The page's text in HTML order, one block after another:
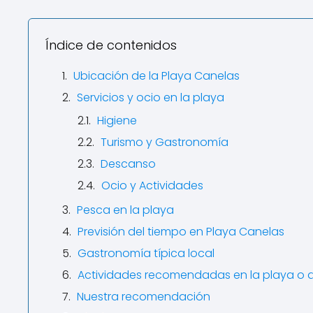
Índice de contenidos
Ubicación de la Playa Canelas
Servicios y ocio en la playa
Higiene
Turismo y Gastronomía
Descanso
Ocio y Actividades
Pesca en la playa
Previsión del tiempo en Playa Canelas
Gastronomía típica local
Actividades recomendadas en la playa o
Nuestra recomendación